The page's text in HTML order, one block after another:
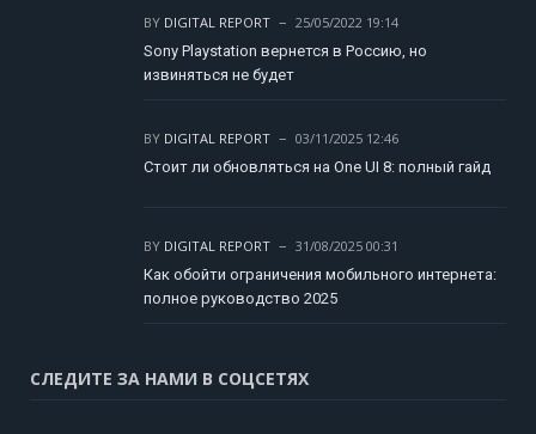
BY DIGITAL REPORT
25/05/2022 19:14
Sony Playstation вернется в Россию, но
извиняться не будет
BY DIGITAL REPORT
03/11/2025 12:46
Стоит ли обновляться на One UI 8: полный гайд
BY DIGITAL REPORT
31/08/2025 00:31
Как обойти ограничения мобильного интернета:
полное руководство 2025
СЛЕДИТЕ ЗА НАМИ В СОЦСЕТЯХ